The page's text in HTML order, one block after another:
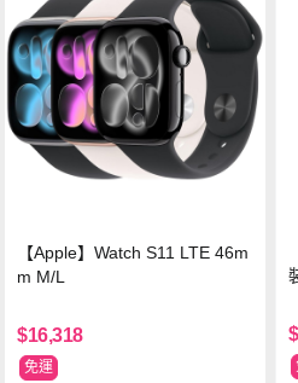
【Apple】Watch S11 LTE 46m
m M/L
$16,318
免運